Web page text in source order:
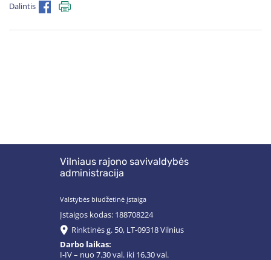
Dalintis
Vilniaus rajono savivaldybės
administracija
Valstybės biudžetinė įstaiga
Įstaigos kodas: 188708224
Rinktinės g. 50, LT-09318 Vilnius
Darbo laikas:
I-IV – nuo 7.30 val. iki 16.30 val.